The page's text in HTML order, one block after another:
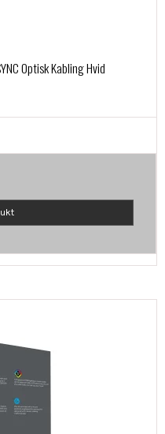
Optisk Kabling Hvid